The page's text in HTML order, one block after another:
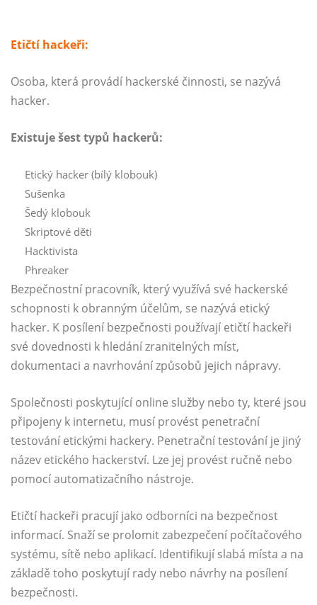
Etičtí hackeři:
Osoba, která provádí hackerské činnosti, se nazývá
hacker.
Existuje šest typů hackerů:
Etický hacker (bílý klobouk)
Sušenka
Šedý klobouk
Skriptové děti
Hacktivista
Phreaker
Bezpečnostní pracovník, který využívá své hackerské
schopnosti k obranným účelům, se nazývá etický
hacker. K posílení bezpečnosti používají etičtí hackeři
své dovednosti k hledání zranitelných míst,
dokumentaci a navrhování způsobů jejich nápravy.
Společnosti poskytující online služby nebo ty, které jsou
připojeny k internetu, musí provést penetrační
testování etickými hackery. Penetrační testování je jiný
název etického hackerství. Lze jej provést ručně nebo
pomocí automatizačního nástroje.
Etičtí hackeři pracují jako odborníci na bezpečnost
informací. Snaží se prolomit zabezpečení počítačového
systému, sítě nebo aplikací. Identifikují slabá místa a na
základě toho poskytují rady nebo návrhy na posílení
bezpečnosti.